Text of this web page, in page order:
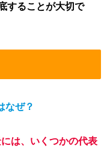
することが大切で
なぜ？
は、いくつかの代表